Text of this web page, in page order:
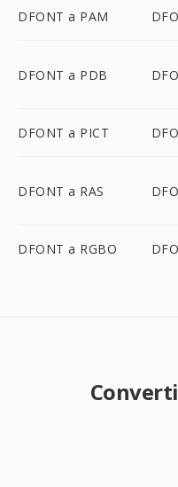
DFONT a PAM
DFONT a PDB
DFONT a PICT
DFONT a RAS
DFONT a RGBO